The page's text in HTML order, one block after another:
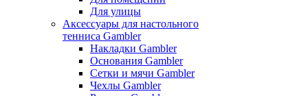
Для улицы
Аксессуары для настольного
тенниса Gambler
Накладки Gambler
Основания Gambler
Сетки и мячи Gambler
Чехлы Gambler